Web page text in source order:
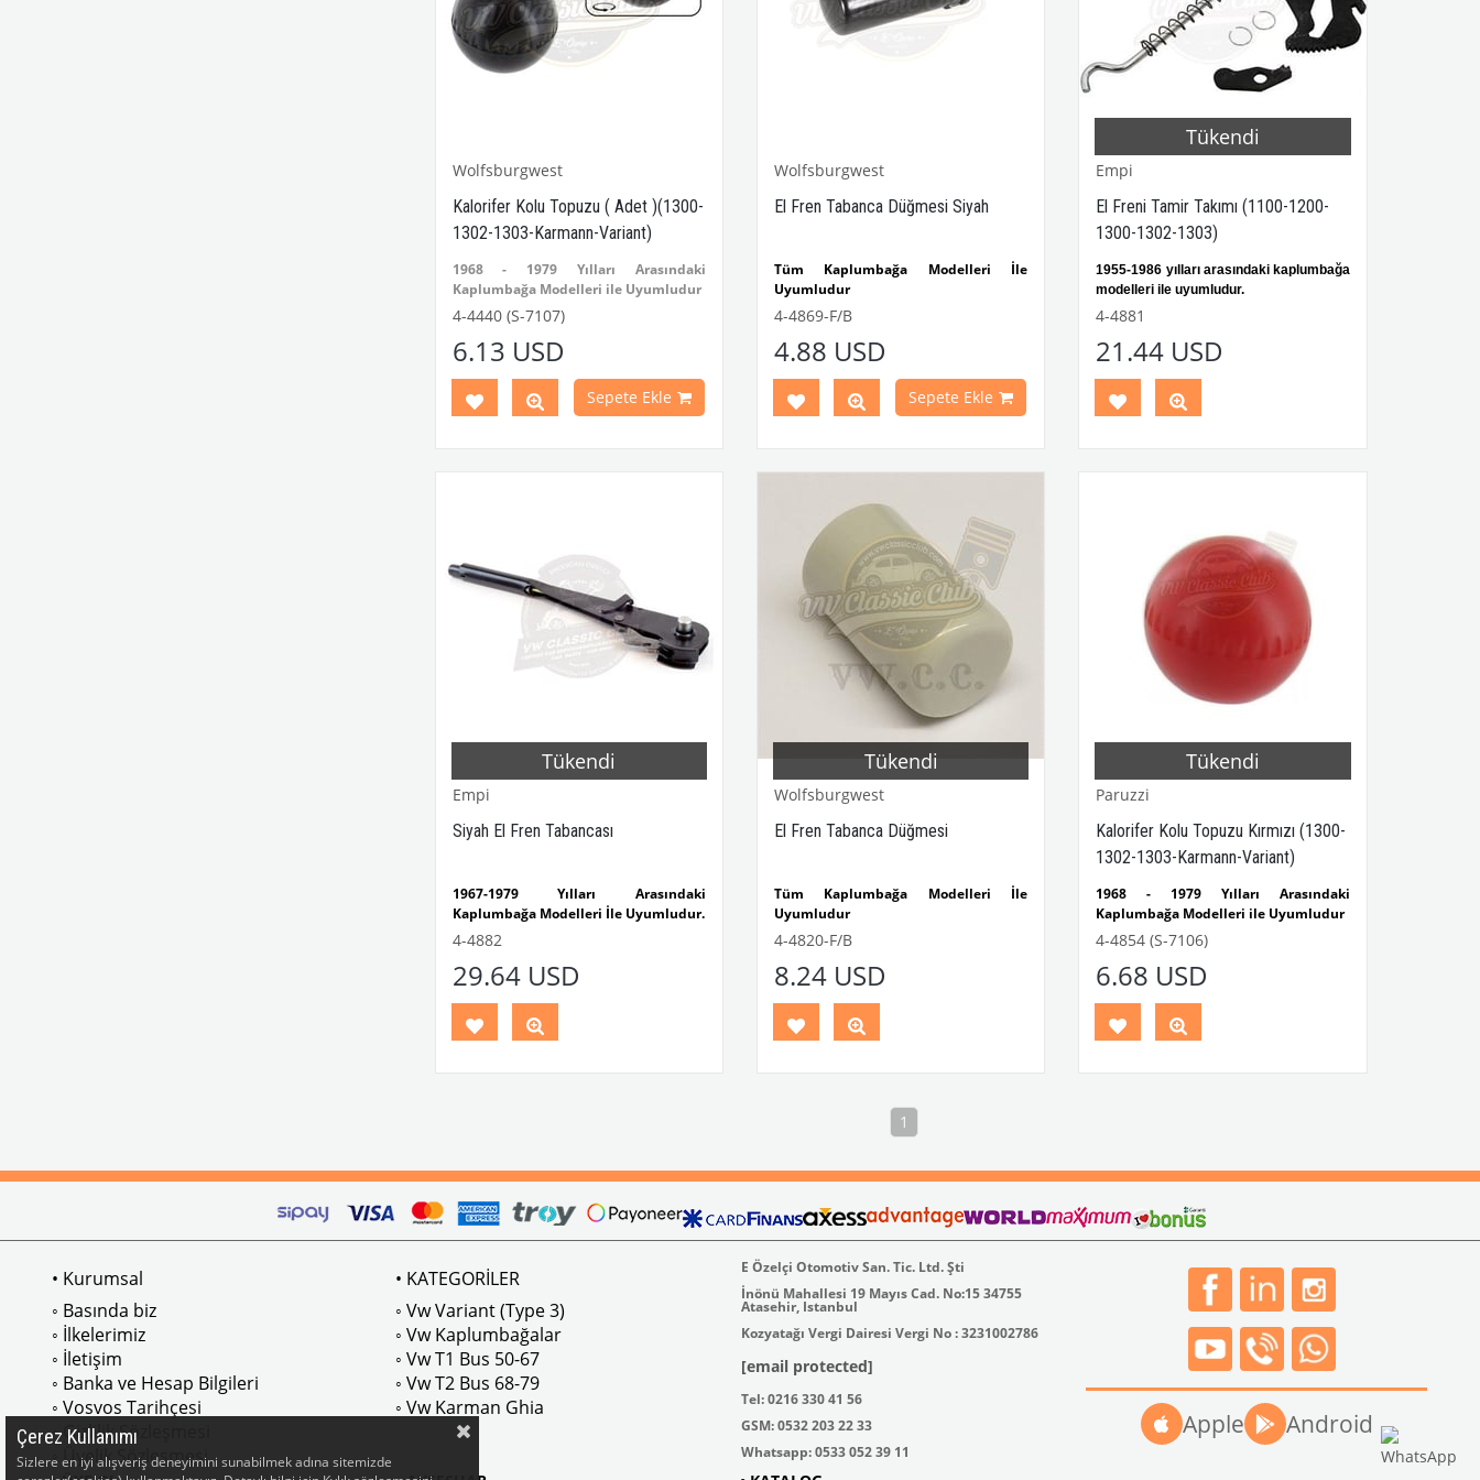
Wolfsburgwest
Kalorifer Kolu Topuzu ( Adet )(1300-
1302-1303-Karmann-Variant)
1968 - 1979 Yılları Arasındaki
Kaplumbağa Modelleri ile Uyumludur
1300 - 1302 - 1303 - STD Kaplumbağa
Modelleri ile Uyumludur
Adet olarak satılır
4-4440
OEM Parça
No:131711741B
4-4440 (S-7107)
6.13 USD
Sepete Ekle
Wolfsburgwest
El Fren Tabanca Düğmesi Siyah
Tüm Kaplumbağa Modelleri İle
Uyumludur
1950 - 1967 Yılları Arasında
El Fren Tabanca Düğmesi Siyah
4-4869-F/B
4.88 USD
Sepete Ekle
Tükendi
Empi
El Freni Tamir Takımı (1100-1200-
1300-1302-1303)
1955-1986 yılları arasındaki kaplumbağa
modelleri ile uyumludur.
1955-1974 model yılları arasındaki
uyumludur.
4-4881
21.44 USD
Tükendi
Empi
Siyah El Fren Tabancası
1967-1979 Yılları Arasındaki
Kaplumbağa Modelleri İle Uyumludur.
1300-1302-1303 Kaplumbağa
NOT:SİYAH RENKTEDİR.
No: 113798305- 113798305/A-
113798305CH
4-4882
29.64 USD
Tükendi
Wolfsburgwest
El Fren Tabanca Düğmesi
Tüm Kaplumbağa Modelleri İle
Uyumludur
1950 - 1967 Yılları Arasında
El Fren Tabanca Düğmesi
: 113711333BGY
4-4820-F/B
8.24 USD
Tükendi
Paruzzi
Kalorifer Kolu Topuzu Kırmızı (1300-
1302-1303-Karmann-Variant)
1968 - 1979 Yılları Arasındaki
Kaplumbağa Modelleri ile Uyumludur
1300 - 1302 - 1303 - STD Kaplumbağa
Modelleri ile Uyumludur
131-711-741/A
4-4854 (S-7106)
6.68 USD
1
• Kurumsal
◦ Basında biz
◦ İlkelerimiz
◦ İletişim
◦ Banka ve Hesap Bilgileri
◦ Vosvos Tarihçesi
◦ Gizlilik Sözleşmesi
◦ Üyelik Sözleşmesi
• KATEGORİLER
◦ Vw Variant (Type 3)
◦ Vw Kaplumbağalar
◦ Vw T1 Bus 50-67
◦ Vw T2 Bus 68-79
◦ Vw Karman Ghia
E Özelçi Otomotiv San. Tic. Ltd. Şti
İnönü Mahallesi 19 Mayıs Cad. No:15 34755
Atasehir, Istanbul
Kozyatağı Vergi Dairesi Vergi No : 3231002786
[email protected]
Tel: 0216 330 41 56
GSM: 0532 203 22 33
Whatsapp: 0533 052 39 11
Apple Android
Çerez Kullanımı
Sizlere en iyi alışveriş deneyimini sunabilmek adına sitemizde